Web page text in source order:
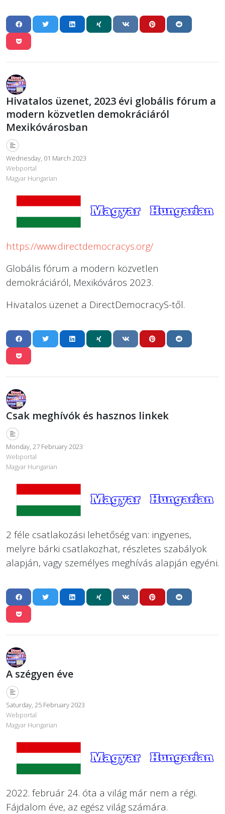
Hivatalos üzenet, 2023 évi globális fórum a
modern közvetlen demokráciáról
Mexikóvárosban
Wednesday, 01 March 2023
Webportal
Magyar Hungarian
https://www.directdemocracys.org/
Globális fórum a modern közvetlen
demokráciáról, Mexikóváros 2023.
Hivatalos üzenet a DirectDemocracyS-től.
Csak meghívók és hasznos linkek
Monday, 27 February 2023
Webportal
Magyar Hungarian
2 féle csatlakozási lehetőség van: ingyenes,
melyre bárki csatlakozhat, részletes szabályok
alapján, vagy személyes meghívás alapján egyéni.
A szégyen éve
Saturday, 25 February 2023
Webportal
Magyar Hungarian
2022. február 24. óta a világ már nem a régi.
Fájdalom éve, az egész világ számára.